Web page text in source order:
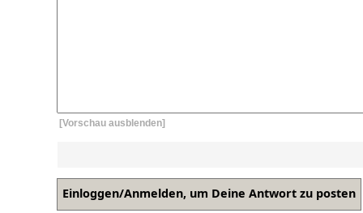
[Vorschau ausblenden]